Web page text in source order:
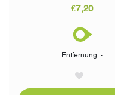
€7,20
Entfernung: -